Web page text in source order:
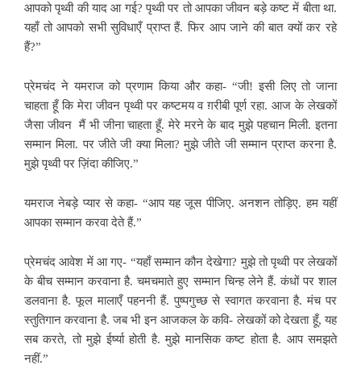
आपको पृथ्वी की याद आ गई? पृथ्वी परतो आपका जीवन बड़े कष्ट में बीता था.
यहाँ तो आपको सभी सुविधाएँ प्राप्त हैं. फिर आप जाने की बात क्यों कर रहे
हैं?”
प्रेमचंद ने यमराज को प्रणाम किया और कहा- “जी! इसी लिए तो जाना
चाहता हूँ कि मेरा जीवन पृथ्वी पर कष्टमय व ग़रीबी पूर्ण रहा. आज के लेखकों
जैसा जीवन मैं भी जीना चाहता हूँ. मेरे मरने के बाद मुझे पहचान मिली. इतना
सम्मान मिला. पर जीते जी क्या मिला? मुझे जीते जी सम्मान प्राप्त करना है.
मुझे पृथ्वी पर ज़िंदा कीजिए.”
यमराज नेबड़े प्यार से कहा- “आप यह जूस पीजिए. अनशन तोड़िए. हम यहीं
आपका सम्मान करवा देते हैं.”
प्रेमचंद आवेश में आ गए- “यहाँ सम्मानकौन देखेगा? मुझे तो पृथ्वी पर लेखकों
के बीच सम्मान करवाना है. चमचमाते हुए सम्मान चिन्ह लेने हैं. कंधों पर शाल
डलवाना है. फूल मालाएँ पहननी हैं. पुष्पगुच्छ से स्वागत करवाना है. मंच पर
स्तुतिगान करवाना है. जब भी इन आजकल के कवि- लेखकों को देखता हूँ, यह
सब करते, तो मुझे ईर्ष्या होती है. मुझे मानसिक कष्ट होता है. आप समझते
नहीं.”